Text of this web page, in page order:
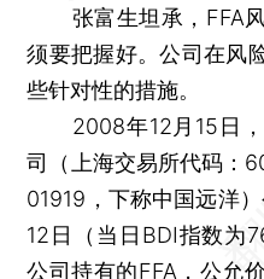
张富生坦承，FFA风
须要把握好。公司在风
些针对性的措施。
2008年12月15日，
司（上海交易所代码：
01919，下称中国远洋
12日（当日BDI指数为
公司持有的FFA，公允